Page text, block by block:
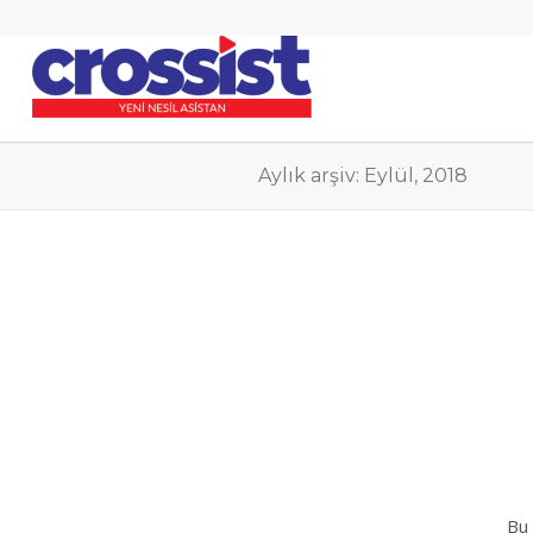
Aylık arşiv: Eylül, 2018